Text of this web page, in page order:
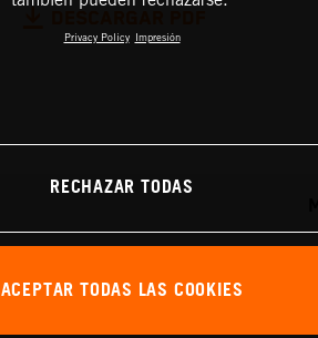
Privacy Policy Impresión
RECHAZAR TODAS
ACEPTAR TODAS LAS COOKIES